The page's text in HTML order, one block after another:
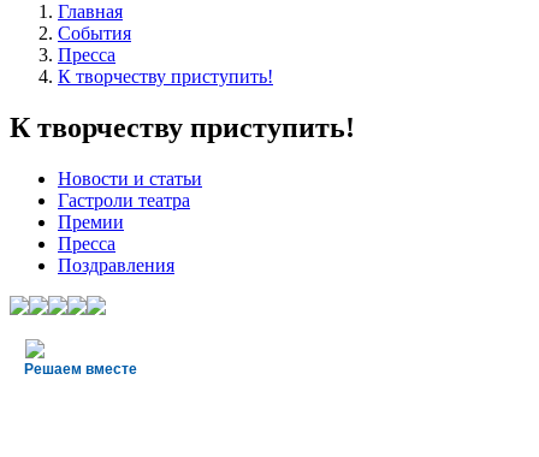
Главная
События
Пресса
К творчеству приступить!
К творчеству приступить!
Новости и статьи
Гастроли театра
Премии
Пресса
Поздравления
Решаем вместе